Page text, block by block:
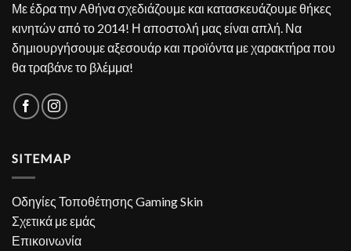
Με έδρα την Αθήνα σχεδιάζουμε και κατασκευάζουμε θήκες
κινητών από το 2014! Η αποστολή μας είναι απλή. Να
δημιουργήσουμε αξεσουάρ και προϊόντα με χαρακτήρα που
θα τραβάνε το βλέμμα!
SITEMAP
Οδηγίες Τοποθέτησης Gaming Skin
Σχετικά με εμάς
Επικοινωνία